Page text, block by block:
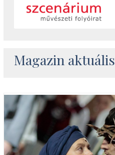
Magazin aktuális